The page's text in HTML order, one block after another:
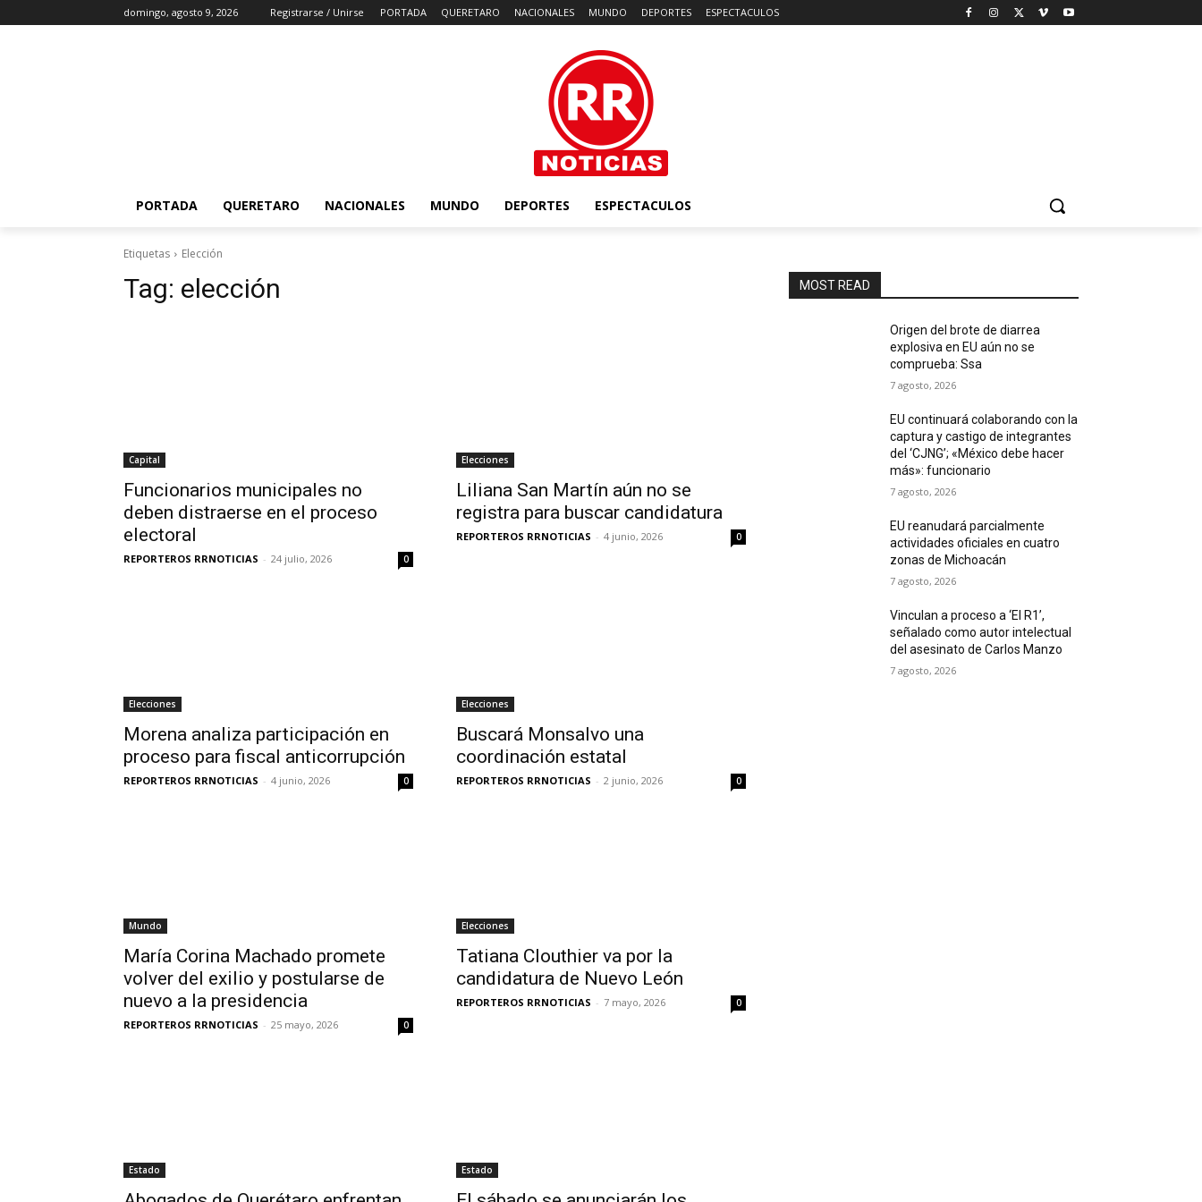
domingo, agosto 9, 2026 Registrarse / Unirse PORTADA QUERETARO NACIONALES MUNDO DEPORTES ESPECTACULOS
PORTADA QUERETARO NACIONALES MUNDO DEPORTES ESPECTACULOS
Etiquetas Elección
Tag: elección
Capital
Funcionarios municipales no
deben distraerse en el proceso
electoral
REPORTEROS RRNOTICIAS - 24 julio, 2026 0
Elecciones
Liliana San Martín aún no se
registra para buscar candidatura
REPORTEROS RRNOTICIAS - 4 junio, 2026 0
Elecciones
Morena analiza participación en
proceso para fiscal anticorrupción
REPORTEROS RRNOTICIAS - 4 junio, 2026 0
Elecciones
Buscará Monsalvo una
coordinación estatal
REPORTEROS RRNOTICIAS - 2 junio, 2026 0
Mundo
María Corina Machado promete
volver del exilio y postularse de
nuevo a la presidencia
REPORTEROS RRNOTICIAS - 25 mayo, 2026 0
Elecciones
Tatiana Clouthier va por la
candidatura de Nuevo León
REPORTEROS RRNOTICIAS - 7 mayo, 2026 0
Estado Estado
MOST READ
Origen del brote de diarrea
explosiva en EU aún no se
comprueba: Ssa
7 agosto, 2026
EU continuará colaborando con la
captura y castigo de integrantes
del ‘CJNG’; «México debe hacer
más»: funcionario
7 agosto, 2026
EU reanudará parcialmente
actividades oficiales en cuatro
zonas de Michoacán
7 agosto, 2026
Vinculan a proceso a ‘El R1’,
señalado como autor intelectual
del asesinato de Carlos Manzo
7 agosto, 2026